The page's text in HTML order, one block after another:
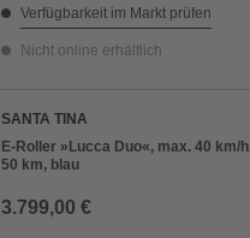
Verfügbarkeit im Markt prüfen
Nicht online erhältlich
SANTA TINA
E-Roller »Lucca Duo«, max. 40 km/
50 km, blau
3.799,00 €